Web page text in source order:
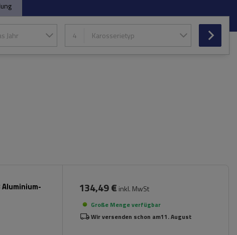
Jahr 4 Karosserietyp
Aluminium-
134,49 € inkl. MwSt
Große Menge verfügbar
Wir versenden schon am11. August